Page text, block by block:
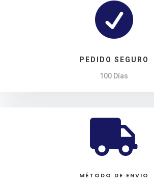

PEDIDO SEGURO
100 Días

MÉTODO DE ENVIO